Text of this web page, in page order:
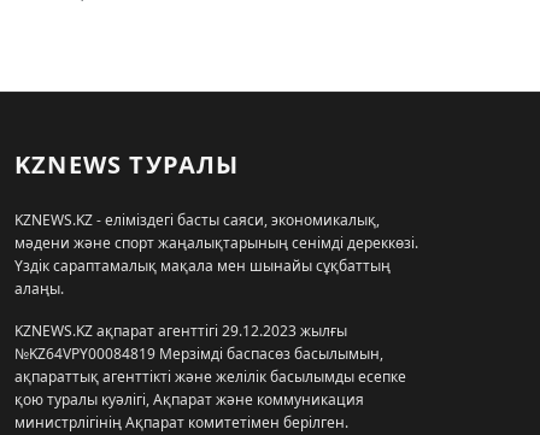
KZNEWS ТУРАЛЫ
KZNEWS.KZ - еліміздегі басты саяси, экономикалық,
мәдени және спорт жаңалықтарының сенімді дереккөзі.
Үздік сараптамалық мақала мен шынайы сұқбаттың
алаңы.
KZNEWS.KZ ақпарат агенттігі 29.12.2023 жылғы
№KZ64VPY00084819 Мерзімді баспасөз басылымын,
ақпараттық агенттікті және желілік басылымды есепке
қою туралы куәлігі, Ақпарат және коммуникация
министрлігінің Ақпарат комитетімен берілген.